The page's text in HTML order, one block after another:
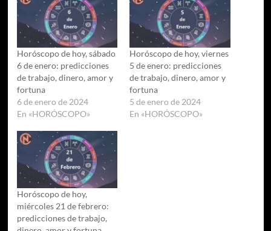
Horóscopo de hoy, sábado
6 de enero: predicciones
de trabajo, dinero, amor y
fortuna
6 de enero de 2024
En «HORÓSCOPO»
Horóscopo de hoy, viernes
5 de enero: predicciones
de trabajo, dinero, amor y
fortuna
5 de enero de 2024
En «HORÓSCOPO»
Horóscopo de hoy,
miércoles 21 de febrero:
predicciones de trabajo,